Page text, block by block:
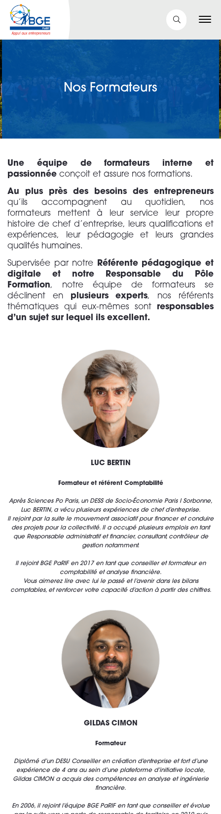
Nos Formateurs
Une équipe de formateurs interne et
passionnée conçoit et assure nos formations.
Au plus près des besoins des entrepreneurs
qu’ils accompagnent au quotidien, nos
formateurs mettent à leur service leur propre
histoire de chef d’entreprise, leurs qualifications et
expériences, leur pédagogie et leurs grandes
qualités humaines.
Supervisée par notre
Référente pédagogique et
digitale et notre Responsable du Pôle
Formation, notre équipe de formateurs se
déclinent en plusieurs experts, nos référents
thématiques qui eux-mêmes sont responsables
d’un sujet sur lequel ils excellent.
LUC BERTIN
Formateur et référent Comptabilité
Après Sciences Po Paris, un DESS de Socio-Économie Paris I Sorbonne,
Luc BERTIN, a vécu plusieurs expériences de chef d’entreprise.
Il rejoint par la suite le mouvement associatif pour financer et conduire
des projets pour la collectivité. Il a occupé plusieurs emplois en tant
que Responsable administratif et financier, consultant, contrôleur de
gestion notamment.
Il rejoint BGE PaRIF en 2017 en tant que conseiller et formateur en
comptabilité et analyse financière.
Vous aimerez lire avec lui le passé et l’avenir dans les bilans
comptables, et renforcer votre capacité d’action à partir des chiffres.
GILDAS CIMON
Formateur
Diplômé d’un DESU Conseiller en création d’entreprise et fort d’une
expérience de 4 ans au sein d’une plateforme d’initiative locale,
Gildas CIMON a acquis des compétences en analyse et ingénierie
financière.
En 2006, il rejoint l’équipe BGE PaRIF en tant que conseiller et évolue